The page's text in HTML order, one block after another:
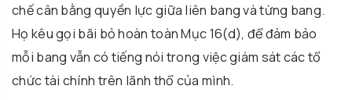
chế cân bằng quyền lực giữa liên bang và từng bang.
Họ kêu gọi bãi bỏ hoàn toàn Mục 16(d), để đảm bảo
mỗi bang vẫn có tiếng nói trong việc giám sát các tổ
chức tài chính trên lãnh thổ của mình.